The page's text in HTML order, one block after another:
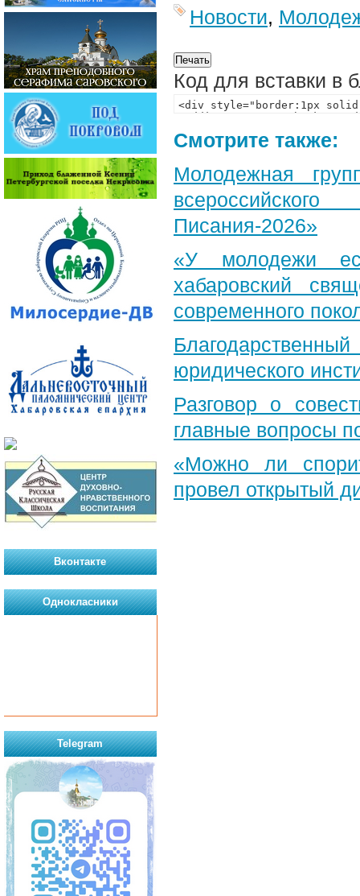
Новости,
Код для вставки в
Смотрите также:
Молодежная
Писания-2026»
«У молодежи
хабаровский
современного
юридического
Разговор о
главные вопросы
«Можно ли
провел открытый
Вконтакте
Однокласники
Telegram